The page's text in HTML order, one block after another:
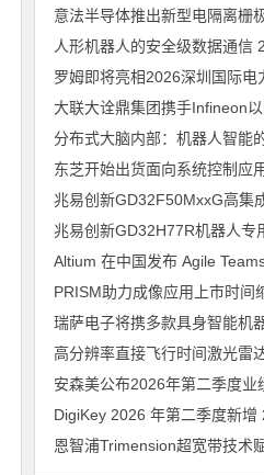
人形机器人的安全级数据通信
分布式大脑内部：机器人智能
Altium 在中国发布 Agile
安森美公布2026年第二季度业